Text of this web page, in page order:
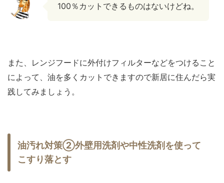
100％カットできるものはないけどね。
また、レンジフードに外付けフィルターなどをつけること
によって、油を多くカットできますので新居に住んだら実
践してみましょう。
油汚れ対策②外壁用洗剤や中性洗剤を使って
こすり落とす